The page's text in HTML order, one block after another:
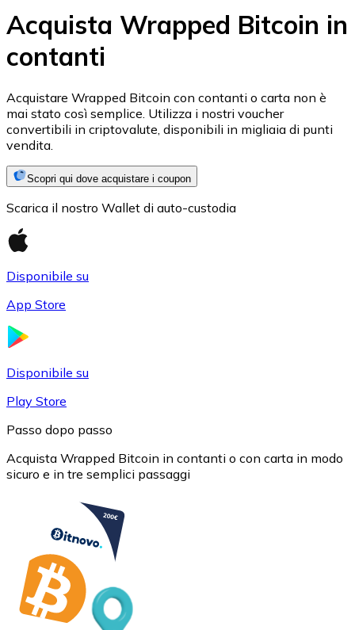
Ethereum
ETH
Litecoin
LTC
Acquista Wrapped Bitcoin in
contanti
Acquistare Wrapped Bitcoin con contanti o carta non è
mai stato così semplice. Utilizza i nostri voucher
convertibili in criptovalute, disponibili in migliaia di punti
vendita.
Scopri qui dove acquistare i coupon
Scarica il nostro Wallet di auto-custodia
Disponibile su
App Store
Disponibile su
Play Store
Passo dopo passo
Acquista Wrapped Bitcoin in contanti o con carta in modo
sicuro e in tre semplici passaggi